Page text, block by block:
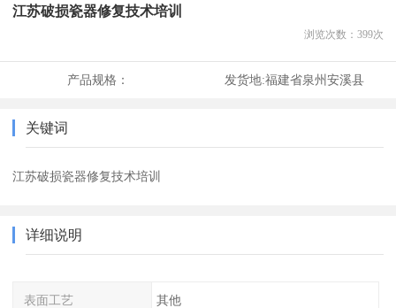
江苏破损瓷器修复技术培训
浏览次数： 399次
产品规格： 发货地:福建省泉州安溪县
关键词
江苏破损瓷器修复技术培训
详细说明
表面工艺 其他